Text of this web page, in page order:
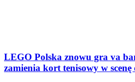
LEGO Polska znowu gra va
zamienia kort tenisowy w